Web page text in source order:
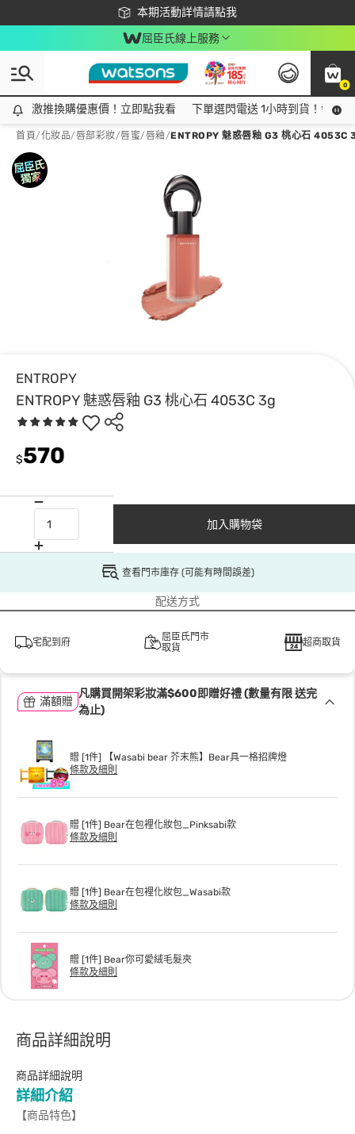
本期活動詳情請點我
下載app最高回饋$350
屈臣氏線上服務
0
激推換購優惠價！立即點我看
激推換購優惠價！立即點我看 下單選閃電送 1小時到貨！領神
首頁/化妝品/唇部彩妝/唇蜜/唇釉/ENTROPY 魅惑唇釉 G3 桃心石 4053C
ENTROPY
ENTROPY 魅惑唇釉 G3 桃心石 4053C 3g
$570
加入購物袋
查看門市庫存 (可能有時間誤差)
配送方式
宅配到府
屈臣氏門市
取貨
超商取貨
滿額贈
凡購買開架彩妝滿$600即贈好禮 (數量有限 送完
為止)
贈 [1件] 【Wasabi bear 芥末熊】Bear具一格招牌燈
條款及細則
贈 [1件] Bear在包裡化妝包_Pinksabi款
條款及細則
贈 [1件] Bear在包裡化妝包_Wasabi款
條款及細則
贈 [1件] Bear你可愛絨毛髮夾
條款及細則
商品詳細說明
商品詳細說明
詳細介紹
【商品特色】